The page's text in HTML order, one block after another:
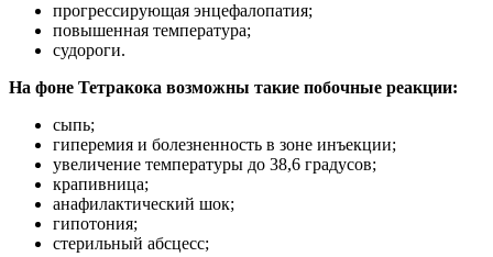
прогрессирующая энцефалопатия;
повышенная температура;
судороги.
На фоне Тетракока возможны такие побочные реакции:
сыпь;
гиперемия и болезненность в зоне инъекции;
увеличение температуры до 38,6 градусов;
крапивница;
анафилактический шок;
гипотония;
стерильный абсцесс;